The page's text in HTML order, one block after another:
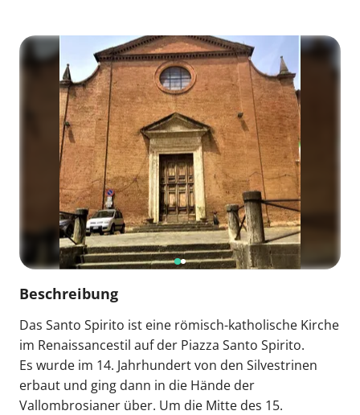
Beschreibung
Das Santo Spirito ist eine römisch-katholische Kirche
im Renaissancestil auf der Piazza Santo Spirito.
Es wurde im 14. Jahrhundert von den Silvestrinen
erbaut und ging dann in die Hände der
Vallombrosianer über. Um die Mitte des 15.